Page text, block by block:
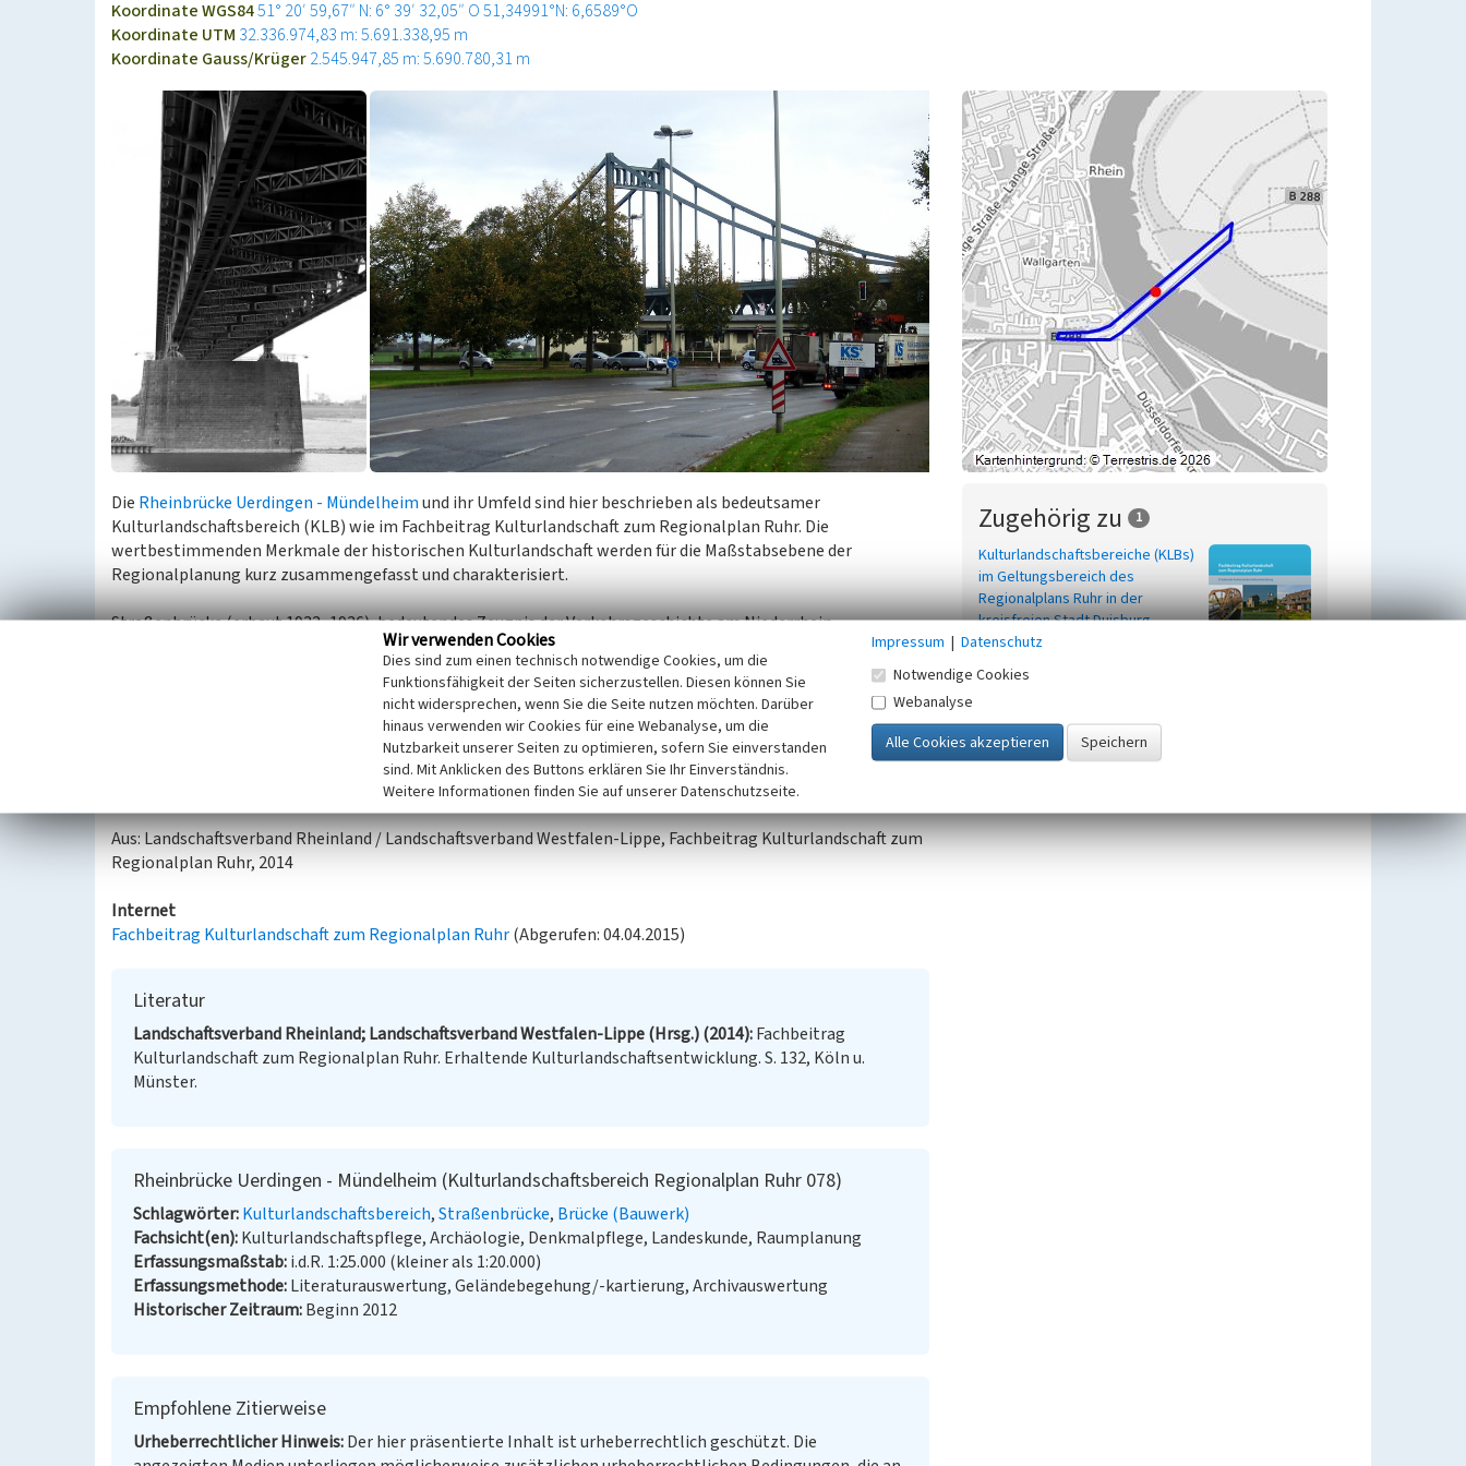
Koordinate WGS8451° 20′ 59,67″ N: 6° 39′ 32,05″ O51,34991°N: 6,6589°O
Koordinate UTM 32.336.974,83 m: 5.691.338,95 m
Koordinate Gauss/Krüger2.545.947,85 m: 5.690.780,31 m
Die Rheinbrücke Uerdingen - Mündelheimund ihr Umfeld sind hier beschrieben als bedeutsamer
Kulturlandschaftsbereich (KLB) wie im Fachbeitrag Kulturlandschaft zum Regionalplan Ruhr. Die
wertbestimmenden Merkmale der historischen Kulturlandschaft werden für die Maßstabsebene der
Regionalplanung kurz zusammengefasst und charakterisiert.
Straßenbrücke (erbaut 1933–1936), bedeutendes Zeugnis der Verkehrsgeschichte am Niederrhein,
Wiederaufbau 1950 nach Zerstörung im Zweiten Weltkrieg, z.T. Originalbauteile noch vorhanden.
Kulturlandschaftliches und denkmalpflegerisches Ziel im Rahmen der Regionalplanung ist eine erhaltende
Kulturlandschaftsentwicklung, insbesondere
Bewahren und Sichern von Elementen, Strukturen, Nutzungen sowie Ansichten und Sichträumen von
Wahren als landschaftliche Dominante
Aus: Landschaftsverband Rheinland / Landschaftsverband Westfalen-Lippe, Fachbeitrag Kulturlandschaft zum
Regionalplan Ruhr, 2014
Internet
Fachbeitrag Kulturlandschaft zum Regionalplan Ruhr(Abgerufen: 04.04.2015)
Literatur
Landschaftsverband Rheinland; Landschaftsverband Westfalen-Lippe (Hrsg.) (2014) Fachbeitrag
Kulturlandschaft zum Regionalplan Ruhr. Erhaltende Kulturlandschaftsentwicklung. S. 132, Köln u.
Münster.
Rheinbrücke Uerdingen - Mündelheim (Kulturlandschaftsbereich Regionalplan Ruhr 078)
Schlagwörter Kulturlandschaftsbereich Straßenbrücke Brücke (Bauwerk)
Fachsicht(en) Kulturlandschaftspflege, Archäologie, Denkmalpflege, Landeskunde, Raumplanung
Erfassungsmaßstab i.d.R. 1:25.000 (kleiner als 1:20.000)
Erfassungsmethode Literaturauswertung, Geländebegehung/-kartierung, Archivauswertung
Historischer Zeitraum Beginn 2012
Empfohlene Zitierweise
Urheberrechtlicher Hinweis Der hier präsentierte Inhalt ist urheberrechtlich geschützt. Die
Zugehörig zu 1
Kulturlandschaftsbereiche (KLBs)
im Geltungsbereich des
Regionalplans Ruhr in der
kreisfreien Stadt Duisburg
Wir verwenden Cookies
Dies sind zum einen technisch notwendige Cookies, um die
Funktionsfähigkeit der Seiten sicherzustellen. Diesen können Sie
nicht widersprechen, wenn Sie die Seite nutzen möchten. Darüber
hinaus verwenden wir Cookies für eine Webanalyse, um die
Nutzbarkeit unserer Seiten zu optimieren, sofern Sie einverstanden
sind. Mit Anklicken des Buttons erklären Sie Ihr Einverständnis.
Weitere Informationen finden Sie auf unserer Datenschutzseite.
Impressum | Datenschutz
Notwendige Cookies
Webanalyse